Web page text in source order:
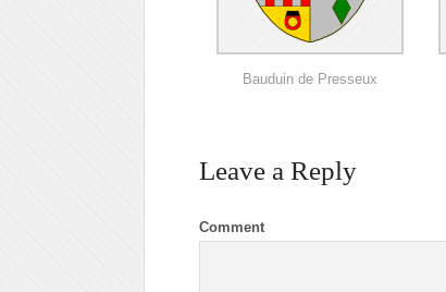
Bauduin de Presseux
Leave a Reply
Comment